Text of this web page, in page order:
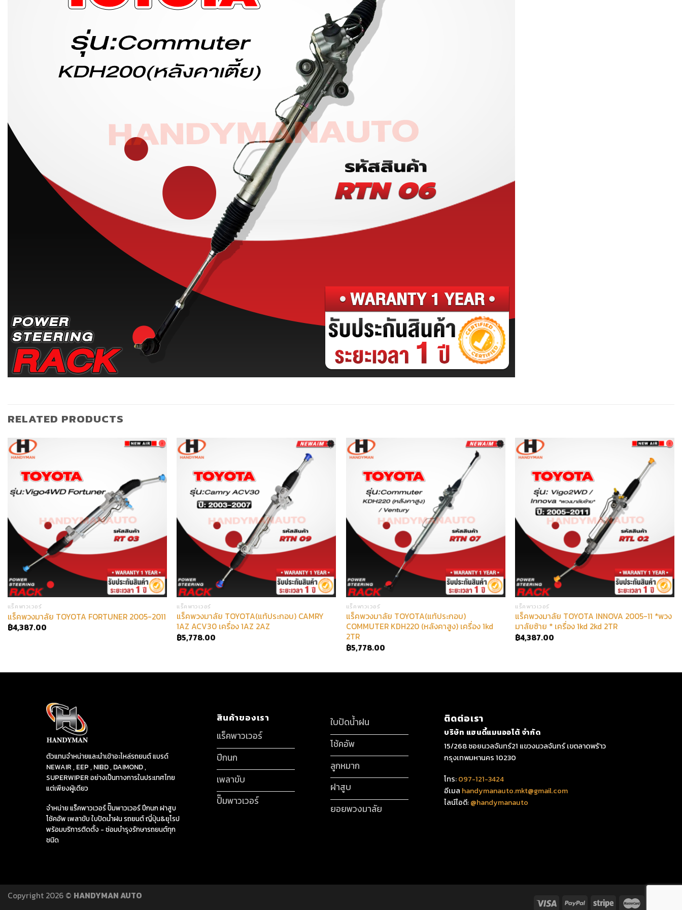
RELATED PRODUCTS
แร็คพาวเวอร์
แร็คพวงมาลัย TOYOTA FORTUNER 2005-2011
฿4,387.00
แร็คพาวเวอร์
แร็คพวงมาลัย TOYOTA(แท้ประกอบ) CAMRY
1AZ ACV30 เครื่อง 1AZ 2AZ
฿5,778.00
แร็คพาวเวอร์
แร็คพวงมาลัย TOYOTA(แท้ประกอบ)
COMMUTER KDH220 (หลังคาสูง) เครื่อง 1kd
2TR
฿5,778.00
แร็คพาวเวอร์
แร็คพวงมาลัย TOYOTA INNOVA 2005-11 *พวง
มาลัยซ้าย * เครื่อง 1kd 2kd 2TR
฿4,387.00
ตัวแทนจำหน่ายและนำเข้าอะไหล่รถยนต์ แบรด์
NEWAIR , EEP , NIBD , DAIMOND ,
SUPERWIPER อย่างเป็นทางการในประเทศไทย
แต่เพียงผู้เดียว
จำหน่าย แร็คพาวเวอร์ ปั๊มพาวเวอร์ ปีกนก ฝาสูบ
โช้คอัพ เพลาขับ ใบปัดน้ำฝน รถยนต์ ญี่ปุ่น&ยุโรป
พร้อมบริการติดตั้ง - ซ่อมบำรุงรักษารถยนต์ทุก
ชนิด
สินค้าของเรา
แร็คพาวเวอร์
ปีกนก
เพลาขับ
ปั๊มพาวเวอร์
ใบปัดน้ำฝน
โช้คอัพ
ลูกหมาก
ฝาสูบ
ยอยพวงมาลัย
ติดต่อเรา
บริษัท แฮนดี้แมนออโต้ จำกัด
15/268 ซอยนวลจันทร์21 แขวงนวลจันทร์ เขตลาดพร้าว
กรุงเทพมหานคร 10230
โทร:097-121-3424
อีเมล handymanauto.mkt@gmail.com
ไลน์ไอดี:@handymanauto
Copyright 2026 © HANDYMAN AUTO